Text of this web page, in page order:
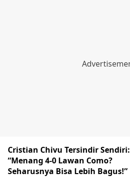
Cristian Chivu Tersindir Sendiri:
“Menang 4-0 Lawan Como?
Seharusnya Bisa Lebih Bagus!”